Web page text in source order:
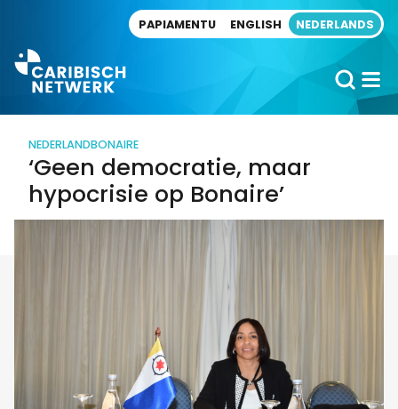
PAPIAMENTU ENGLISH NEDERLANDS
NEDERLANDBONAIRE
‘Geen democratie, maar
hypocrisie op Bonaire’